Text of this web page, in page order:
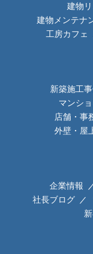
建物
建物メンテナ
工房カフェ
新築施工
マンシ
店舗・事
外壁・屋
企業情報
社長ブログ